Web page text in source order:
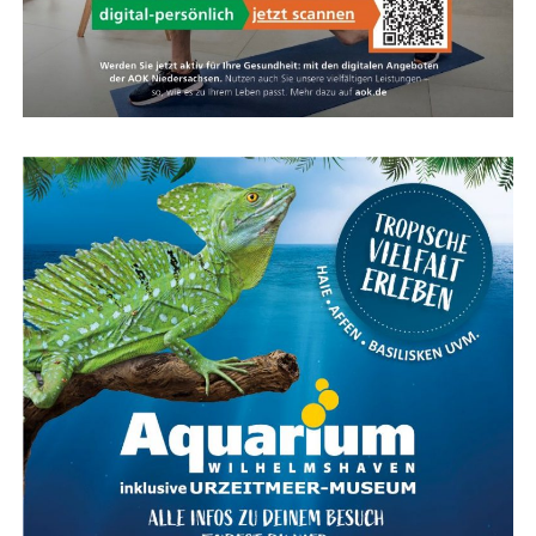
Kar­te für das Ems­land Papenburg
Fazit: Das KOGA Evia — Per­fek­te
Wahl für Radfahrkomfort
Das KOGA Evia ist die per­fek­te Wahl für alle, die uner­
reich­ten Rad­fahr­kom­fort mit stil­vol­lem Design und
moderns­ter Tech­no­lo­gie ver­bin­den möch­ten. Ent­de­cken
Sie das ulti­ma­ti­ve Fahr­erleb­nis mit dem KOGA Evia und
genie­ßen Sie jede Fahrt in vol­len Zügen.